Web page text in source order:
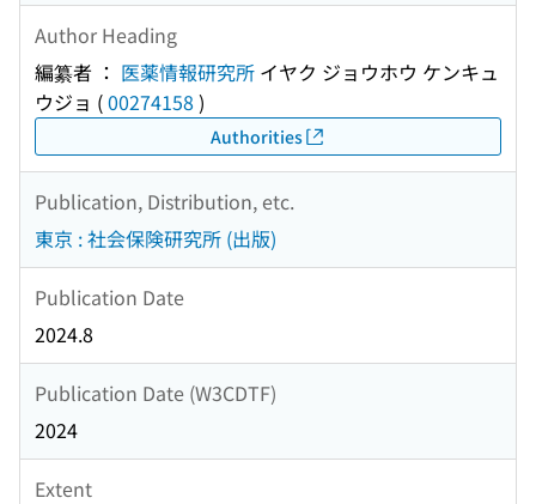
Author Heading
編纂者 ： 医薬情報研究所 イヤク ジョウホウ ケンキュ
ウジョ (00274158 )
Authorities
Publication, Distribution, etc.
東京 : 社会保険研究所 (出版)
Publication Date
2024.8
Publication Date (W3CDTF)
2024
Extent